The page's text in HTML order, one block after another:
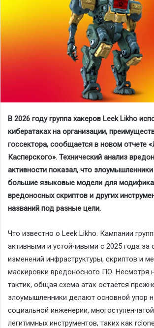
В 2026 году группа хакеров Leek Likho
кибератаках на организации,
госсектора, сообщается в новом отчете
Касперского». Технический анализ
активности показал, что
большие языковые модели для
вредоносных скриптов и других
названий под разные цели.
Что известно о Leek Likho. Кампании
активными и устойчивыми с 2025 года за
изменений инфраструктуры, скриптов и
маскировки вредоносного ПО. Несмотря
тактик, общая схема атак остаётся
злоумышленники делают основной упор
социальной инженерии,
легитимных инструментов, таких как rclone